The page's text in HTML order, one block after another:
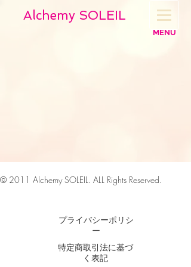
Alchemy SOLEIL
MENU
© 2011 Alchemy SOLEIL. ALL Rights Reserved.
プライバシーポリシ
ー
特定商取引法に基づ
く表記